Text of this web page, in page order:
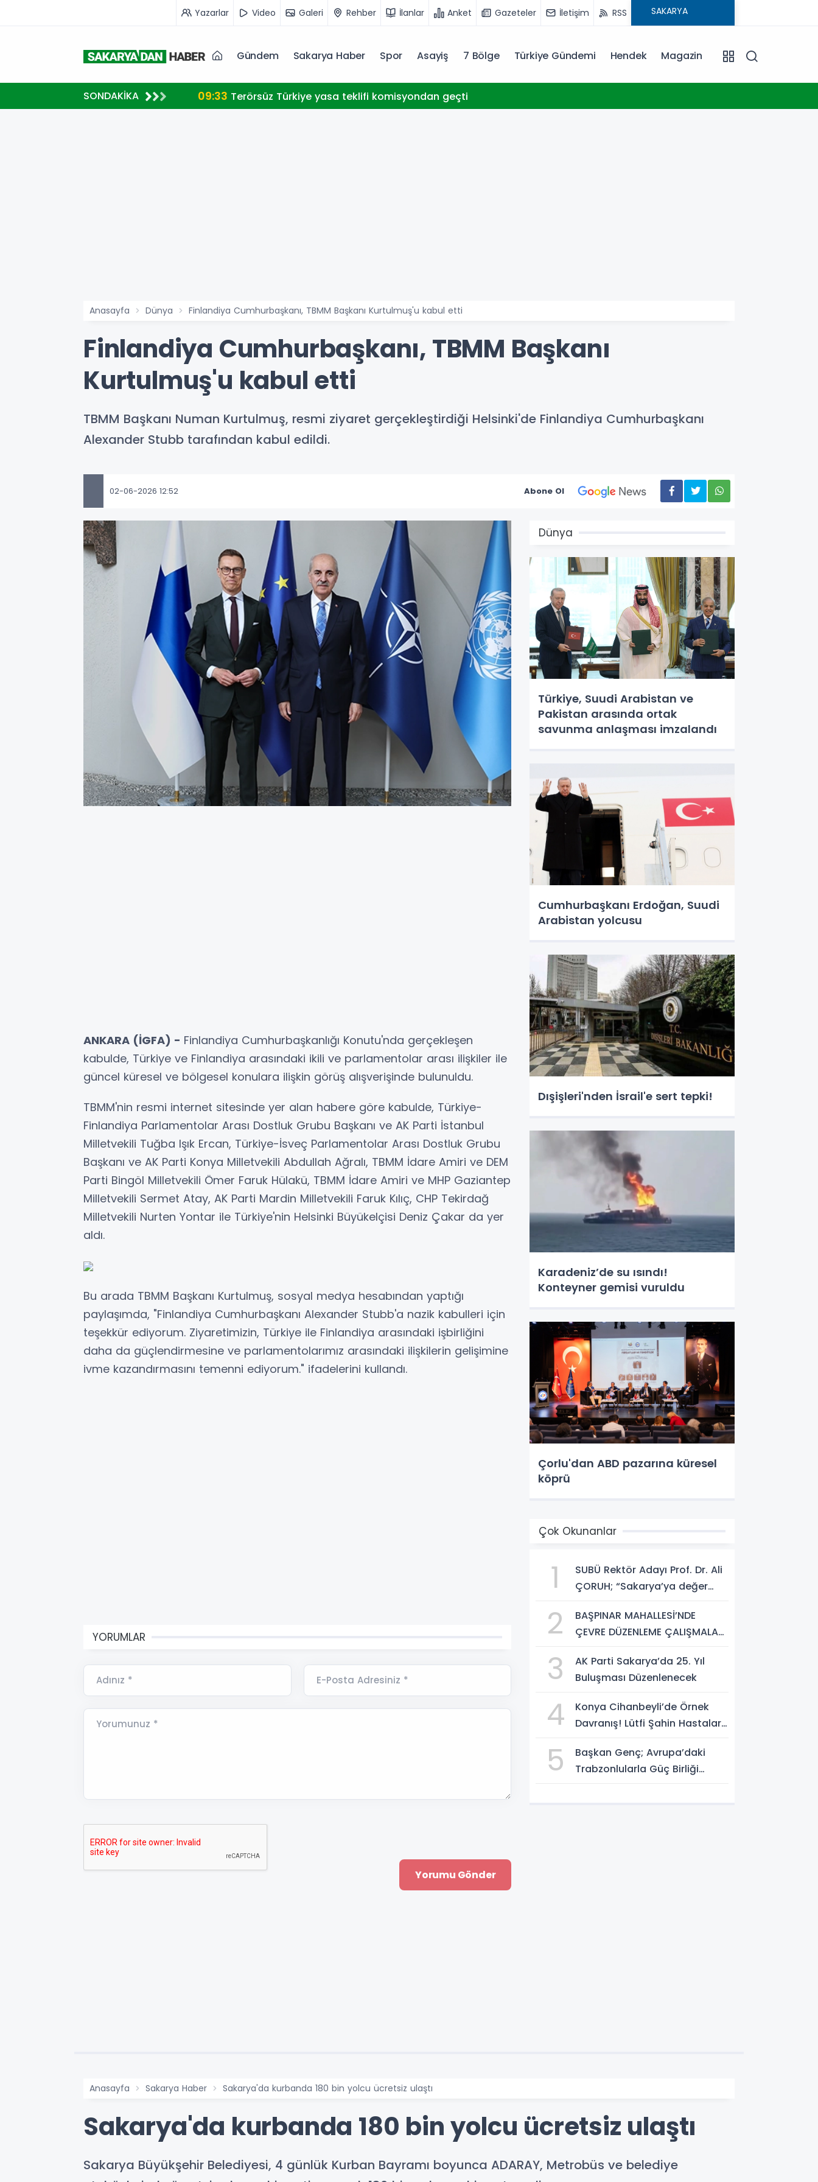
Yazarlar Video Galeri Rehber İlanlar Anket Gazeteler İletişim RSS
Gündem Sakarya Haber Spor Asayiş 7 Bölge Türkiye Gündemi Hendek Magazin
SONDAKİKA 09:33 Terörsüz Türkiye yasa teklifi komisyondan geçti
Anasayfa Dünya Finlandiya Cumhurbaşkanı, TBMM Başkanı Kurtulmuş'u kabul etti
Finlandiya Cumhurbaşkanı, TBMM Başkanı
Kurtulmuş'u kabul etti
TBMM Başkanı Numan Kurtulmuş, resmi ziyaret gerçekleştirdiği Helsinki'de Finlandiya Cumhurbaşkanı
Alexander Stubb tarafından kabul edildi.
02-06-2026 12:52 Abone Ol
ANKARA (İGFA) - Finlandiya Cumhurbaşkanlığı Konutu'nda gerçekleşen
kabulde, Türkiye ve Finlandiya arasındaki ikili ve parlamentolar arası ilişkiler ile
güncel küresel ve bölgesel konulara ilişkin görüş alışverişinde bulunuldu.
TBMM'nin resmi internet sitesinde yer alan habere göre kabulde, Türkiye-
Finlandiya Parlamentolar Arası Dostluk Grubu Başkanı ve AK Parti İstanbul
Milletvekili Tuğba Işık Ercan, Türkiye-İsveç Parlamentolar Arası Dostluk Grubu
Başkanı ve AK Parti Konya Milletvekili Abdullah Ağralı, TBMM İdare Amiri ve DEM
Parti Bingöl Milletvekili Ömer Faruk Hülakü, TBMM İdare Amiri ve MHP Gaziantep
Milletvekili Sermet Atay, AK Parti Mardin Milletvekili Faruk Kılıç, CHP Tekirdağ
Milletvekili Nurten Yontar ile Türkiye'nin Helsinki Büyükelçisi Deniz Çakar da yer
aldı.
Bu arada TBMM Başkanı Kurtulmuş, sosyal medya hesabından yaptığı
paylaşımda, "Finlandiya Cumhurbaşkanı Alexander Stubb'a nazik kabulleri için
teşekkür ediyorum. Ziyaretimizin, Türkiye ile Finlandiya arasındaki işbirliğini
daha da güçlendirmesine ve parlamentolarımız arasındaki ilişkilerin gelişimine
ivme kazandırmasını temenni ediyorum." ifadelerini kullandı.
YORUMLAR
Adınız * E-Posta Adresiniz *
Yorumunuz *
Dünya
Türkiye, Suudi Arabistan ve
Pakistan arasında ortak
savunma anlaşması imzalandı
Cumhurbaşkanı Erdoğan, Suudi
Arabistan yolcusu
Dışişleri'nden İsrail'e sert tepki!
Karadeniz’de su ısındı!
Konteyner gemisi vuruldu
Çorlu'dan ABD pazarına küresel
köprü
Çok Okunanlar
1
SUBÜ Rektör Adayı Prof. Dr. Ali
ÇORUH; “Sakarya’ya değer
etmek istiyorum”
2
BAŞPINAR MAHALLESİ’NDE
ÇEVRE DÜZENLEME ÇALIŞMALARI
3
AK Parti Sakarya’da 25. Yıl
Buluşması Düzenlenecek
4
Konya Cihanbeyli’de Örnek
Davranış! Lütfi Şahin Hastalara
5
Başkan Genç; Avrupa’daki
Trabzonlularla Güç Birliği
Anasayfa Sakarya Haber Sakarya'da kurbanda 180 bin yolcu ücretsiz ulaştı
Sakarya'da kurbanda 180 bin yolcu ücretsiz ulaştı
Sakarya Büyükşehir Belediyesi, 4 günlük Kurban Bayramı boyunca ADARAY, Metrobüs ve belediye